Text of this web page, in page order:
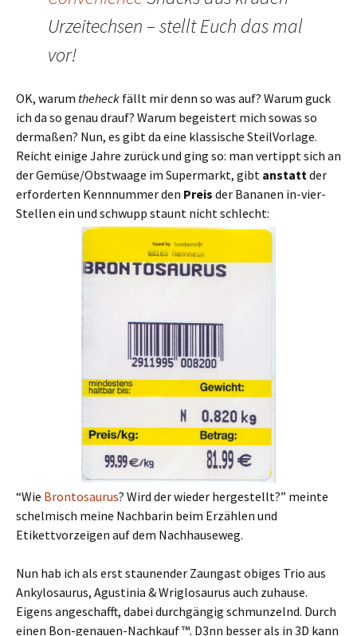
Urzeitechsen – stellt Euch das mal
vor!
OK, warum theheck fällt mir denn so was auf? Warum guck
ich da so genau drauf? Warum begeistert mich sowas so
dermaßen? Nun, es gibt da eine klassische SteilVorlage.
Reicht einige Jahre zurück und ging so: man vertippt sich an
der Gemüse/Obstwaage im Supermarkt, gibt anstatt der
erforderten Kennnummer den Preis der Bananen in-vier-
Stellen ein und schwupp staunt nicht schlecht:
“Wie Brontosaurus? Wird der wieder hergestellt?” meinte
schelmisch meine Nachbarin beim Erzählen und
Etikettvorzeigen auf dem Nachhauseweg.
Nun hab ich als erst staunender Zaungast obiges Trio aus
Ankylosaurus, Agustinia & Wriglosaurus auch zuhause.
Eigens angeschafft, dabei durchgängig schmunzelnd. Durch
einen Bon-genauen-Nachkauf ™. D3nn besser als in 3D kann